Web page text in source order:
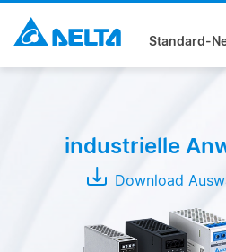
Standard-
industrielle
Download
Rail
Frame